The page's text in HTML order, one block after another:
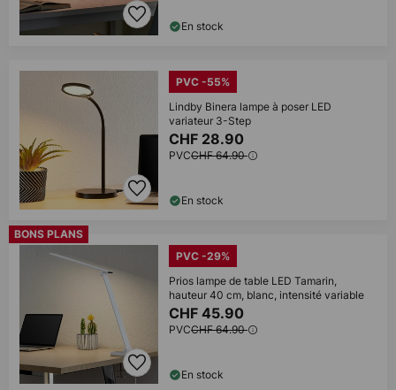
En stock
PVC -55%
Lindby Binera lampe à poser LED
variateur 3-Step
CHF 28.90
PVCCHF 64.90
En stock
BONS PLANS
PVC -29%
Prios lampe de table LED Tamarin,
hauteur 40 cm, blanc, intensité variable
CHF 45.90
PVCCHF 64.90
En stock